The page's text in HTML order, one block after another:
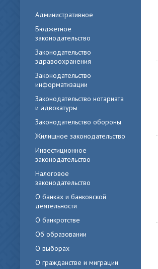
Административное
Бюджетное
законодательство
Законодательство
здравоохранения
Законодательство
информатизации
Законодательство нотариата
и адвокатуры
Законодательство обороны
Жилищное законодательство
Инвестиционное
законодательство
Налоговое
законодательство
О банках и банковской
деятельности
О банкротстве
Об образовании
О выборах
О гражданстве и миграции